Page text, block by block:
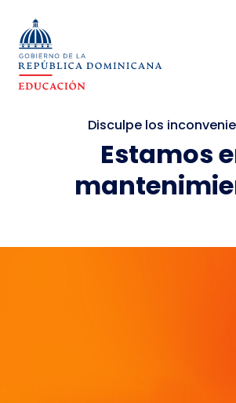
Disculpe los
Estamos